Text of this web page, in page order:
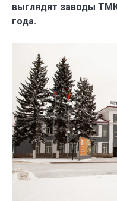
выглядят заводы
года.